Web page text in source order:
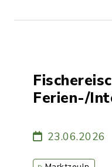
Ferien-/
23.06.2026